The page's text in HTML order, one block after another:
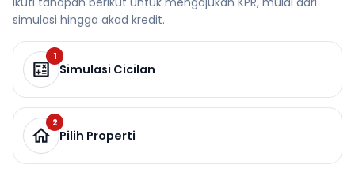
simulasi hingga akad kredit.
1
Simulasi Cicilan
2
Pilih Properti